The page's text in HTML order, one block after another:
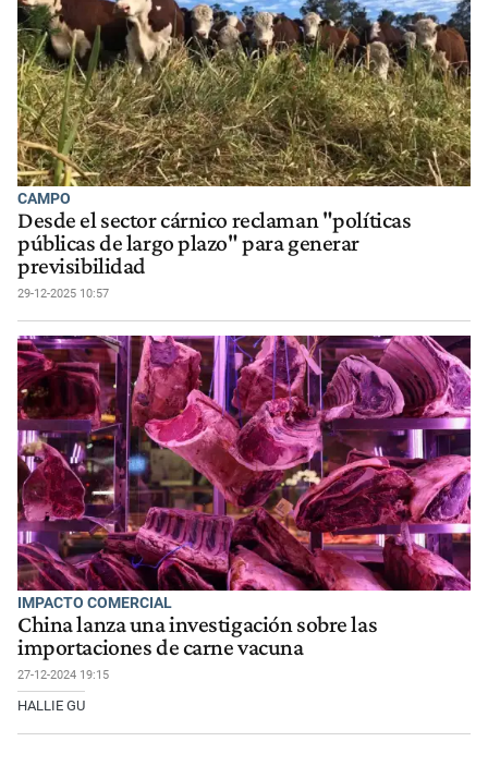
CAMPO
Desde el sector cárnico reclaman "políticas
públicas de largo plazo" para generar
previsibilidad
29-12-2025 10:57
IMPACTO COMERCIAL
China lanza una investigación sobre las
importaciones de carne vacuna
27-12-2024 19:15
HALLIE GU